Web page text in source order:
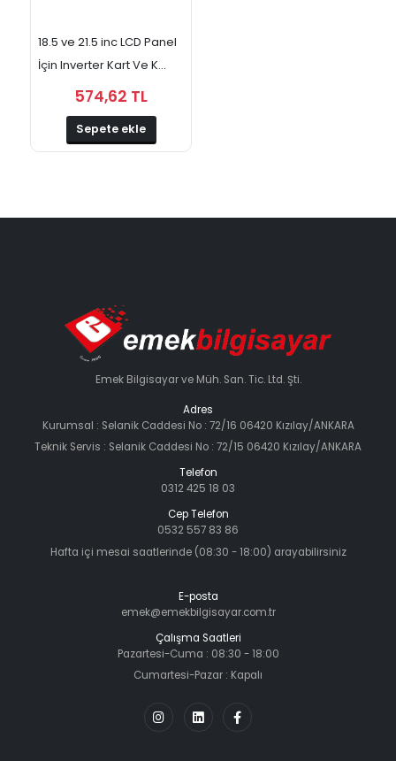
18.5 ve 21.5 inc LCD Panel
İçin Inverter Kart Ve K...
574,62 TL
Sepete ekle
Emek Bilgisayar ve Müh. San. Tic. Ltd. Şti.
Adres
Kurumsal : Selanik Caddesi No : 72/16 06420 Kızılay/ANKARA
Teknik Servis : Selanik Caddesi No : 72/15 06420 Kızılay/ANKARA
Telefon
0312 425 18 03
Cep Telefon
0532 557 83 86
Hafta içi mesai saatlerinde (08:30 - 18:00) arayabilirsiniz
E-posta
emek@emekbilgisayar.com.tr
Çalışma Saatleri
Pazartesi-Cuma : 08:30 - 18:00
Cumartesi-Pazar : Kapalı